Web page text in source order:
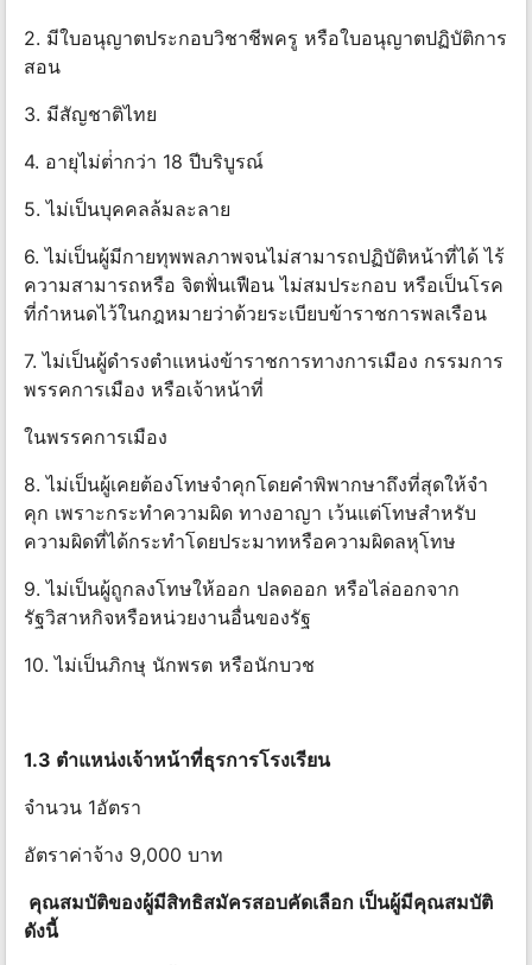
2. มีใบอนุญาตประกอบวิชาชีพครู หรือใบอนุญาตปฏิบัติการ
สอน
3. มีสัญชาติไทย
4. อายุไม่ต่ํากว่า 18 ปีบริบูรณ์
5. ไม่เป็นบุคคลล้มละลาย
6. ไม่เป็นผู้มีกายทุพพลภาพจนไม่สามารถปฏิบัติหน้าที่ได้ ไร้
ความสามารถหรือ จิตฟั่นเฟือน ไม่สมประกอบ หรือเป็นโรค
ที่กําหนดไว้ในกฎหมายว่าด้วยระเบียบข้าราชการพลเรือน
7. ไม่เป็นผู้ดํารงตําแหน่งข้าราชการทางการเมือง กรรมการ
พรรคการเมือง หรือเจ้าหน้าที่
ในพรรคการเมือง
8. ไม่เป็นผู้เคยต้องโทษจําคุกโดยคําพิพากษาถึงที่สุดให้จํา
คุก เพราะกระทําความผิด ทางอาญา เว้นแต่โทษสําหรับ
ความผิดที่ได้กระทําโดยประมาทหรือความผิดลหุโทษ
9. ไม่เป็นผู้ถูกลงโทษให้ออก ปลดออก หรือไล่ออกจาก
รัฐวิสาหกิจหรือหน่วยงานอื่นของรัฐ
10. ไม่เป็นภิกษุ นักพรต หรือนักบวช
1.3 ตําแหน่งเจ้าหน้าที่ธุรการโรงเรียน
จํานวน 1อัตรา
อัตราค่าจ้าง 9,000 บาท
คุณสมบัติของผู้มีสิทธิสมัครสอบคัดเลือก เป็นผู้มีคุณสมบัติ
ดังนี้